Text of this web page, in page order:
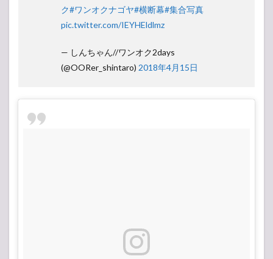
ク#ワンオクナゴヤ#横断幕#集合写真
pic.twitter.com/IEYHEldlmz
— しんちゃん//ワンオク2days
(@OORer_shintaro) 2018年4月15日